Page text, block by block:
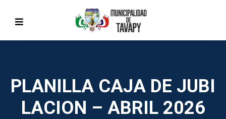
PLANILLA CAJA DE JUBI
LACION – ABRIL 2026